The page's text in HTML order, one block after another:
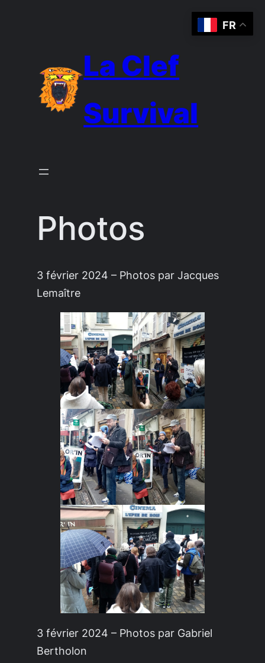
La Clef
Survival
Photos
3 février 2024 – Photos par Jacques
Lemaître
3 février 2024 – Photos par Gabriel
Bertholon
FR